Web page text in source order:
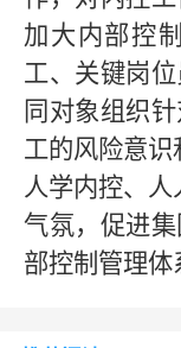
加大内部控
工、关键岗
同对象组织
工的风险意
人学内控、
气氛，促进
部控制管理体